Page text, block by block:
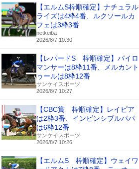
【エルムS枠順確定】ナチュラル
ライズは4枠4番、ルクソールカ
フェは3枠3番
netkeiba
2026/8/7 10:30
【レパードS 枠順確定】パイロ
マンサーは8枠11番、メルカント
ゥールは8枠12番
サンケイスポーツ
2026/8/7 10:27
【CBC賞 枠順確定】レイピア
は2枠3番、インビンシブルパパ
は6枠12番
サンケイスポーツ
2026/8/7 10:26
【エルムS 枠順確定】ウェイワ